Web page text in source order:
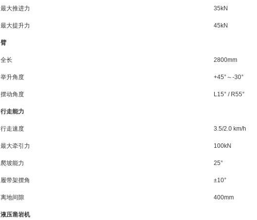
最大推进力 35kN
最大提升力 45kN
臂
全长 2800mm
举升角度 +45°～-30°
摆动角度 L15° / R55°
行走能力
行走速度 3.5/2.0 km/h
最大牵引力 100kN
爬坡能力 25°
履带架摆角 ±10°
离地间隙 400mm
液压凿岩机